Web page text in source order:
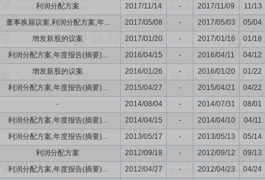
利润分配方案 2017/11/14 - 2017/11/09 11/13
董事换届议案,利润分配方案,年... 2017/05/08 - 2017/05/03 05/04
增发新股的议案 2017/01/20 - 2017/01/16 01/18
利润分配方案,年度报告(摘要)... 2016/04/15 - 2016/04/11 04/12
增发新股的议案 2016/01/26 - 2016/01/20 01/22
利润分配方案,年度报告(摘要)... 2015/04/27 - 2015/04/21 04/22
- 2014/08/04 - 2014/07/31 08/01
利润分配方案,年度报告(摘要)... 2014/04/15 - 2014/04/10 04/11
利润分配方案,年度报告(摘要)... 2013/05/17 - 2013/05/13 05/14
利润分配方案 2012/09/18 - 2012/09/12 09/13
利润分配方案,年度报告(摘要)... 2012/04/27 - 2012/04/23 04/24